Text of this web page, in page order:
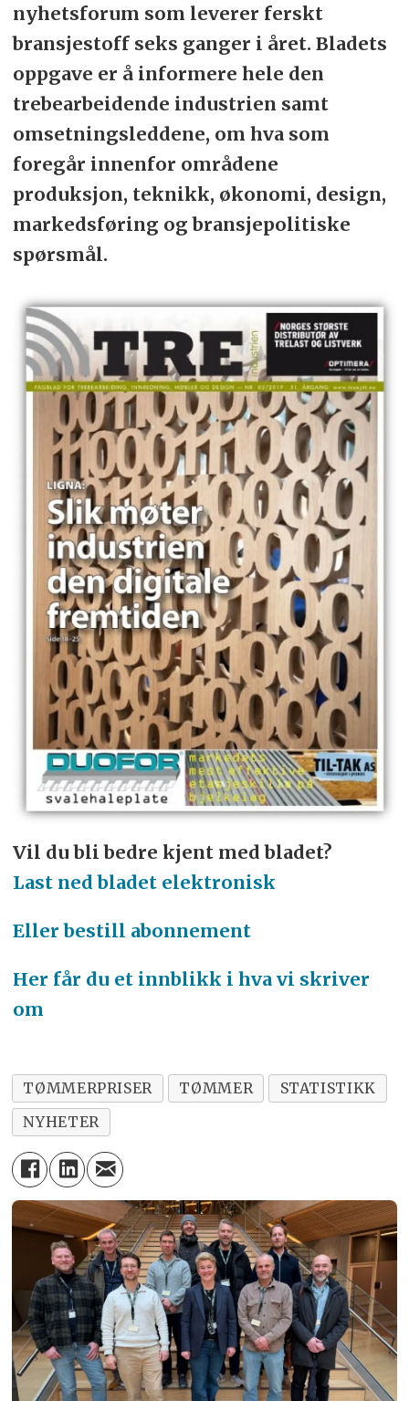
nyhetsforum som leverer ferskt
bransjestoff seks ganger i året. Bladets
oppgave er å informere hele den
trebearbeidende industrien samt
omsetningsleddene, om hva som
foregår innenfor områdene
produksjon, teknikk, økonomi, design,
markedsføring og bransjepolitiske
spørsmål.
Vil du bli bedre kjent med bladet?
Last ned bladet elektronisk
Eller bestill abonnement
Her får du et innblikk i hva vi skriver
om
TØMMERPRISER TØMMER
STATISTIKK
NYHETER